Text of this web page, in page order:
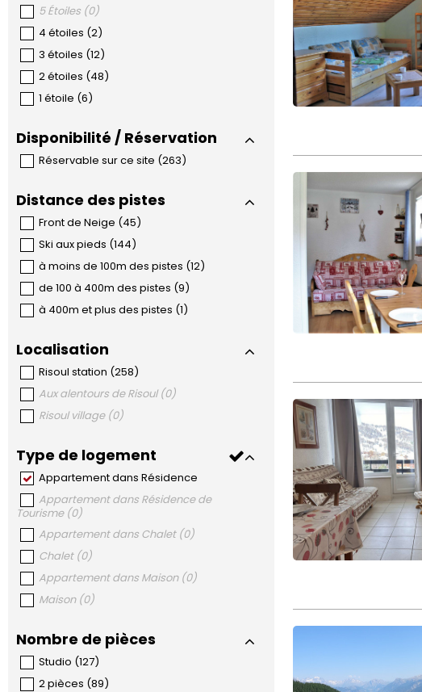
5 Étoiles (0)
4 étoiles (2)
3 étoiles (12)
2 étoiles (48)
1 étoile (6)
Disponibilité / Réservation
Réservable sur ce site (263)
Distance des pistes
Front de Neige (45)
Ski aux pieds (144)
à moins de 100m des pistes (12)
de 100 à 400m des pistes (9)
à 400m et plus des pistes (1)
Localisation
Risoul station (258)
Aux alentours de Risoul (0)
Risoul village (0)
Type de logement
Appartement dans Résidence
Appartement dans Résidence de
Tourisme (0)
Appartement dans Chalet (0)
Chalet (0)
Appartement dans Maison (0)
Maison (0)
Nombre de pièces
Studio (127)
2 pièces (89)